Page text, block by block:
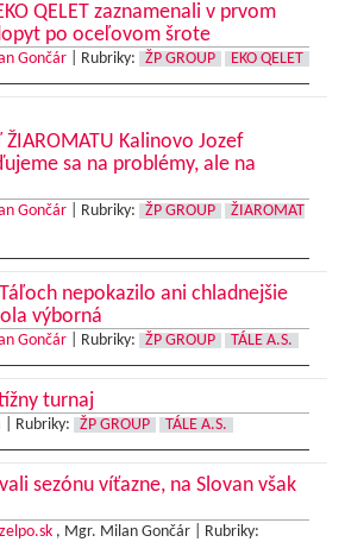
QELET zaznamenali v prvom
po oceľovom šrote
Gončár Rubriky: ŽP GROUP EKO QELET
Kalinovo Jozef
sa na problémy, ale na
Gončár Rubriky: ŽP GROUP
ŽIAROMAT
nepokazilo ani chladnejšie
výborná
Gončár Rubriky: ŽP GROUP TÁLE A.S.
turnaj
Rubriky: ŽP GROUP TÁLE A.S.
sezónu víťazne, na Slovan však
, Mgr. Milan Gončár | Rubriky: